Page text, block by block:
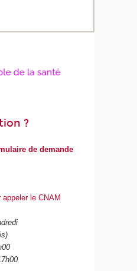
?
de demande
le CNAM